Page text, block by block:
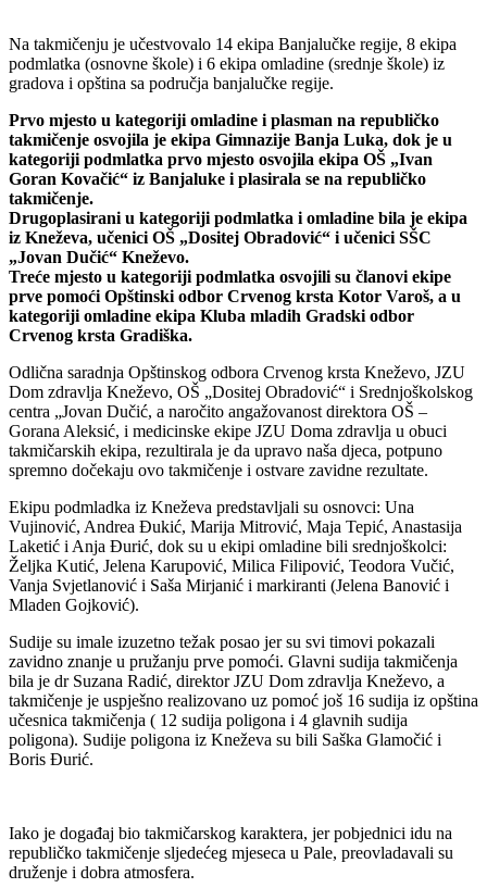
Na takmičenju je učestvovalo 14 ekipa Banjalučke regije, 8 ekipa
podmlatka (osnovne škole) i 6 ekipa omladine (srednje škole) iz
gradova i opština sa područja banjalučke regije.
Prvo mjesto u kategoriji omladine i plasman na republičko
takmičenje osvojila je ekipa Gimnazije Banja Luka, dok je u
kategoriji podmlatka prvo mjesto osvojila ekipa OŠ „Ivan
Goran Kovačić“ iz Banjaluke i plasirala se na republičko
takmičenje.
Drugoplasirani u kategoriji podmlatka i omladine bila je ekipa
iz Kneževa, učenici OŠ „Dositej Obradović“ i učenici SŠC
„Jovan Dučić“ Kneževo.
Treće mjesto u kategoriji podmlatka osvojili su članovi ekipe
prve pomoći Opštinski odbor Crvenog krsta Kotor Varoš, a u
kategoriji omladine ekipa Kluba mladih Gradski odbor
Crvenog krsta Gradiška.
Odlična saradnja Opštinskog odbora Crvenog krsta Kneževo, JZU
Dom zdravlja Kneževo, OŠ „Dositej Obradović“ i Srednjoškolskog
centra „Jovan Dučić, a naročito angažovanost direktora OŠ –
Gorana Aleksić, i medicinske ekipe JZU Doma zdravlja u obuci
takmičarskih ekipa, rezultirala je da upravo naša djeca, potpuno
spremno dočekaju ovo takmičenje i ostvare zavidne rezultate.
Ekipu podmladka iz Kneževa predstavljali su osnovci: Una
Vujinović, Andrea Đukić, Marija Mitrović, Maja Tepić, Anastasija
Laketić i Anja Đurić, dok su u ekipi omladine bili srednjoškolci:
Željka Kutić, Jelena Karupović, Milica Filipović, Teodora Vučić,
Vanja Svjetlanović i Saša Mirjanić i markiranti (Jelena Banović i
Mladen Gojković).
Sudije su imale izuzetno težak posao jer su svi timovi pokazali
zavidno znanje u pružanju prve pomoći. Glavni sudija takmičenja
bila je dr Suzana Radić, direktor JZU Dom zdravlja Kneževo, a
takmičenje je uspješno realizovano uz pomoć još 16 sudija iz opština
učesnica takmičenja ( 12 sudija poligona i 4 glavnih sudija
poligona). Sudije poligona iz Kneževa su bili Saška Glamočić i
Boris Đurić.
Iako je događaj bio takmičarskog karaktera, jer pobjednici idu na
republičko takmičenje sljedećeg mjeseca u Pale, preovladavali su
druženje i dobra atmosfera.